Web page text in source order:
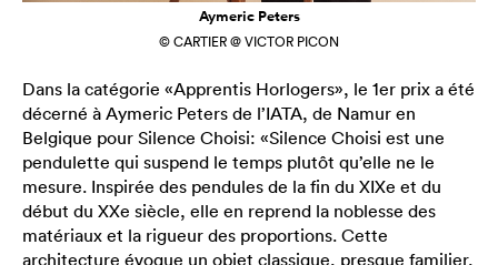
Aymeric Peters
© CARTIER @ VICTOR PICON
Dans la catégorie «Apprentis Horlogers», le 1er prix a été
décerné à Aymeric Peters de l’IATA, de Namur en
Belgique pour Silence Choisi: «Silence Choisi est une
pendulette qui suspend le temps plutôt qu’elle ne le
mesure. Inspirée des pendules de la fin du XIXe et du
début du XXe siècle, elle en reprend la noblesse des
matériaux et la rigueur des proportions. Cette
architecture évoque un objet classique, presque familier,